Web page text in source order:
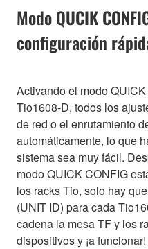
Modo QUCIK
configuración
Activando el modo
Tio1608-D, todos los
de red o el enrutamiento
automáticamente, lo que
sistema sea muy fácil.
modo QUICK CONFIG
los racks Tio, solo hay
(UNIT ID) para cada
cadena la mesa TF y los
dispositivos y ¡a funcionar!